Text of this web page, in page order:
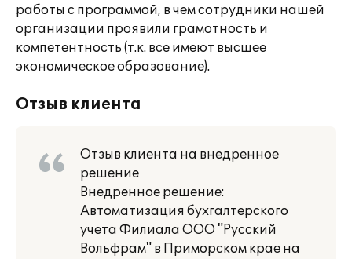
работы с программой, в чем сотрудники нашей
организации проявили грамотность и
компетентность (т.к. все имеют высшее
экономическое образование).
Отзыв клиента
Отзыв клиента на внедренное
решение
Внедренное решение:
Автоматизация бухгалтерского
учета Филиала ООО "Русский
Вольфрам" в Приморском крае на